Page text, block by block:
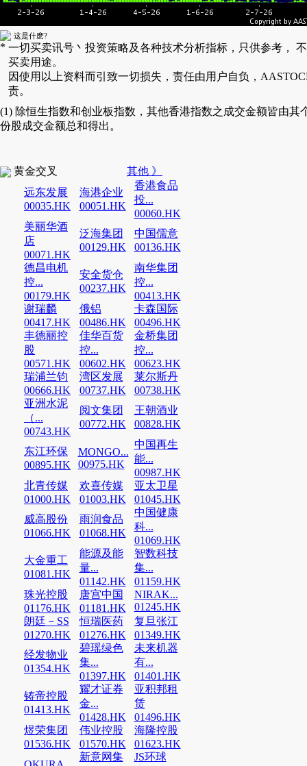
这是什麽?
* 一切买卖讯号丶投资策略及各种技术分析指标，只供参考，
买卖用途。
因使用以上资料而引致一切损失，责任由用户自负，
责。
(1) 除恒生指数和创业板指数，其他香港指数之成交金额皆由其
份股成交金额总和得出。
黄金交叉
其他 》
远东发展
00035.HK
海港企业
00051.HK
香港食品
投...
00060.HK
美丽华酒
店
00071.HK
泛海集团
00129.HK
中国儒意
00136.HK
德昌电机
控...
00179.HK
安全货仓
00237.HK
南华集团
控...
00413.HK
谢瑞麟
00417.HK
俄铝
00486.HK
卡森国际
00496.HK
丰德丽控
股
00571.HK
佳华百货
控...
00602.HK
金桥集团
控...
00623.HK
瑞浦兰钧
00666.HK
湾区发展
00737.HK
莱尔斯丹
00738.HK
亚洲水泥
（...
00743.HK
阅文集团
00772.HK
王朝酒业
00828.HK
东江环保
00895.HK
MONGO...
00975.HK
中国再生
能...
00987.HK
北青传媒
01000.HK
欢喜传媒
01003.HK
亚太卫星
01045.HK
威高股份
01066.HK
雨润食品
01068.HK
中国健康
科...
01069.HK
大金重工
01081.HK
能源及能
量...
01142.HK
智数科技
集...
01159.HK
珠光控股
01176.HK
唐宫中国
01181.HK
NIRAK...
01245.HK
朗廷－SS
01270.HK
恒瑞医药
01276.HK
复旦张江
01349.HK
经发物业
01354.HK
碧瑶绿色
集...
01397.HK
未来机器
有...
01401.HK
铸帝控股
01413.HK
耀才证券
金...
01428.HK
亚积邦租
赁
01496.HK
煜荣集团
01536.HK
伟业控股
01570.HK
海隆控股
01623.HK
新意网集
JS环球